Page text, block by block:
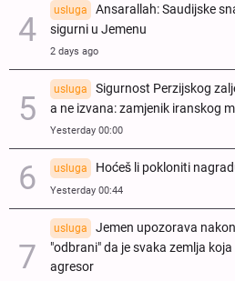
usluga
Ansarallah: Saudijske
sigurni u Jemenu
2 days ago
usluga
Sigurnost Perzijskog
a ne izvana: zamjenik iranskog
Yesterday 00:00
usluga Hoćeš li pokloniti
Yesterday 00:44
usluga
Jemen upozorava
"odbrani" da je svaka zemlja
agresor